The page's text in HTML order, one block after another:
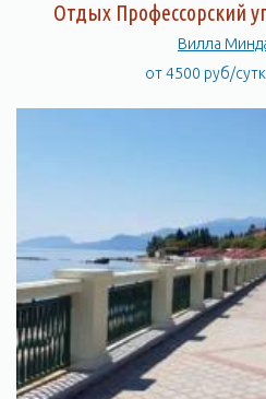
Отдых Профессорский
Вилла
от 4500 руб/